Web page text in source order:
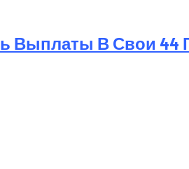
Выплаты В Свои 44